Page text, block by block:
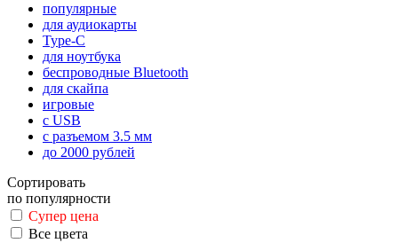
популярные
для аудиокарты
Type-C
для ноутбука
беспроводные Bluetooth
для скайпа
игровые
с USB
с разъемом 3.5 мм
до 2000 рублей
Сортировать
по популярности
Супер цена
Все цвета